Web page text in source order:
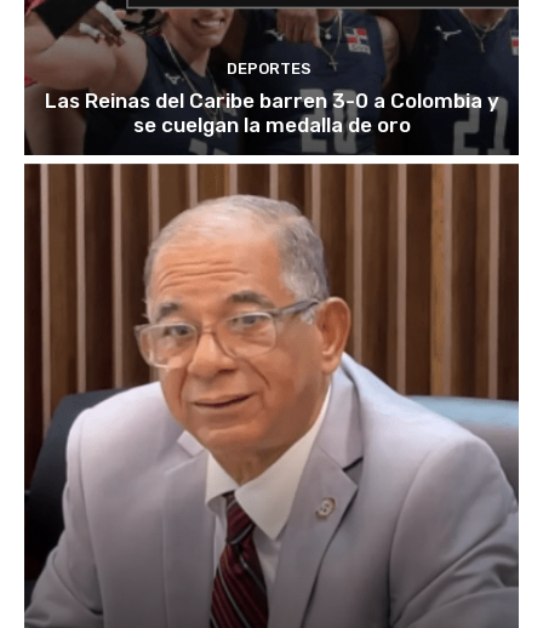
DEPORTES
Las Reinas del Caribe barren 3-0 a Colombia y
se cuelgan la medalla de oro